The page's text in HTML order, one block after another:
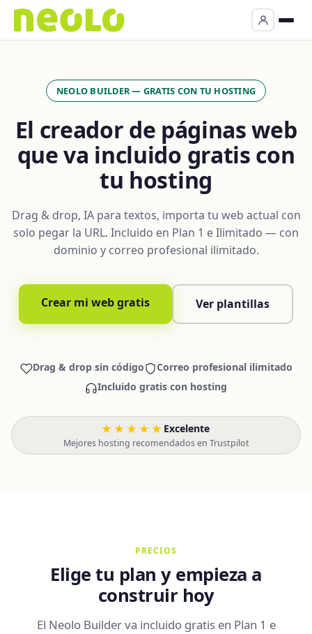
NEOLO BUILDER — GRATIS CON TU HOSTING
El creador de páginas web
que va incluido gratis con
tu hosting
Drag & drop, IA para textos, importa tu web actual con
solo pegar la URL. Incluido en Plan 1 e Ilimitado — con
dominio y correo profesional ilimitado.
Crear mi web gratis Ver plantillas
Drag & drop sin código
Correo profesional ilimitado
Incluido gratis con hosting
★★★★★ Excelente·
Mejores hosting recomendados en Trustpilot
PRECIOS
Elige tu plan y empieza a
construir hoy
El Neolo Builder va incluido gratis en Plan 1 e